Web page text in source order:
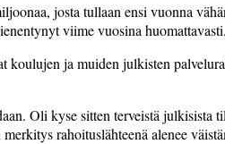
josta tullaan ensi vuonna
viime vuosina huomattavasti.
koulujen ja muiden julkisten
Oli kyse sitten terveistä julkisista
rahoituslähteenä alenee